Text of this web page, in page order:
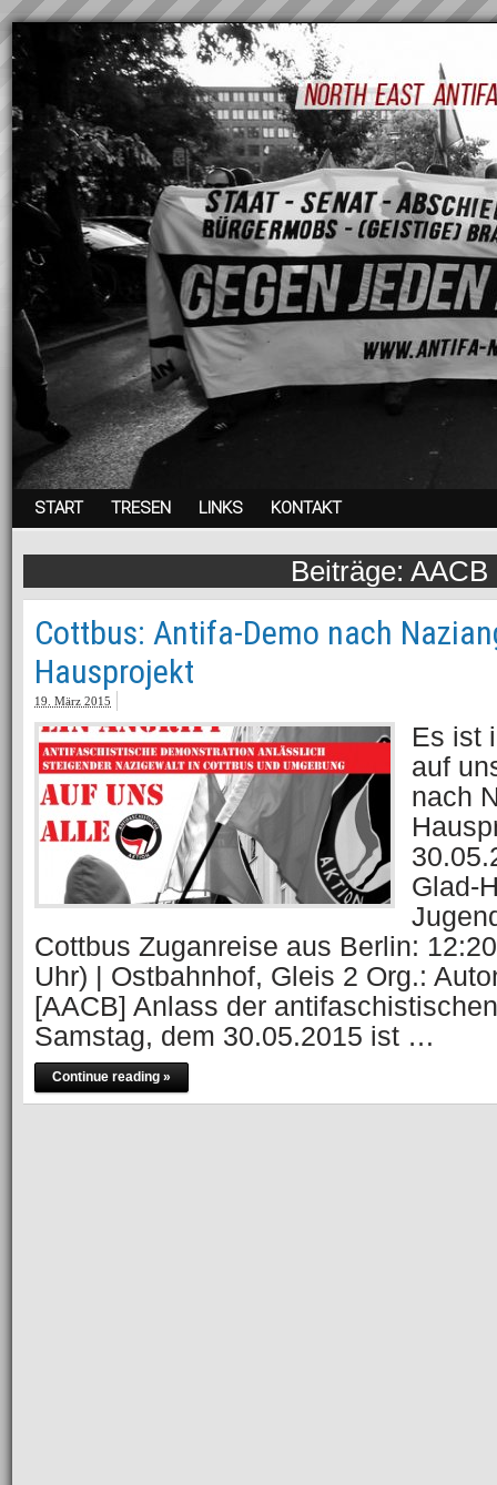
START TRESEN LINKS KONTAKT
AACB
Cottbus: Antifa-Demo nach
Hausprojekt
19. März 2015
Es ist
auf
nach
Glad-
Cottbus Zuganreise aus Berlin:
Uhr) | Ostbahnhof, Gleis 2 Org.:
[AACB] Anlass der
Samstag, dem 30.05.2015 ist …
Continue reading »